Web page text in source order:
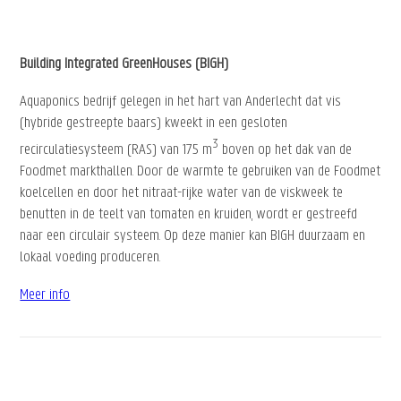
(hybride gestreepte baars) kweekt in een gesloten
recirculatiesysteem (RAS) van 175 m
3
boven op het dak van de
Foodmet markthallen. Door de warmte te gebruiken van de Foodmet
koelcellen en door het nitraat-rijke water van de viskweek te
benutten in de teelt van tomaten en kruiden, wordt er gestreefd
naar een circulair systeem. Op deze manier kan BIGH duurzaam en
lokaal voeding produceren.